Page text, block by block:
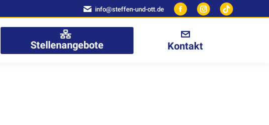
info@steffen-und-ott.de
Facebook
opens
Instagram
Stellenangebote Kontakt